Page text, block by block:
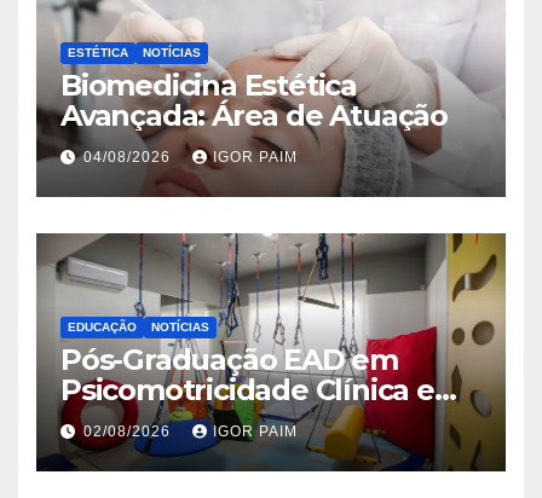
ESTÉTICA NOTÍCIAS
Biomedicina Estética
Avançada: Área de Atuação
04/08/2026 IGOR PAIM
EDUCAÇÃO NOTÍCIAS
Pós-Graduação EAD em
Psicomotricidade Clínica e
Relacional
02/08/2026 IGOR PAIM